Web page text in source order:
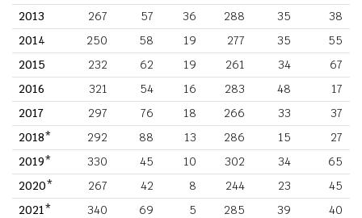
2013
267 57 36 288 35
38
2014
250 58 19 277 35
55
2015
232 62 19 261 34
67
2016
321 54 16 283 48
17
2017
297 76 18 266 33
37
2018*
292 88 13 286 15
27
2019*
330 45 10 302 34
65
2020*
267 42 8 244 23
45
2021*
340 69 5 285 39
40